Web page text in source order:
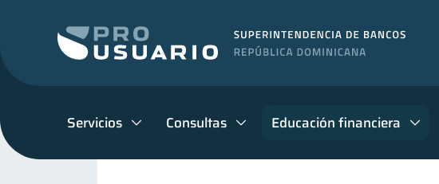
Servicios Consultas Educación financiera